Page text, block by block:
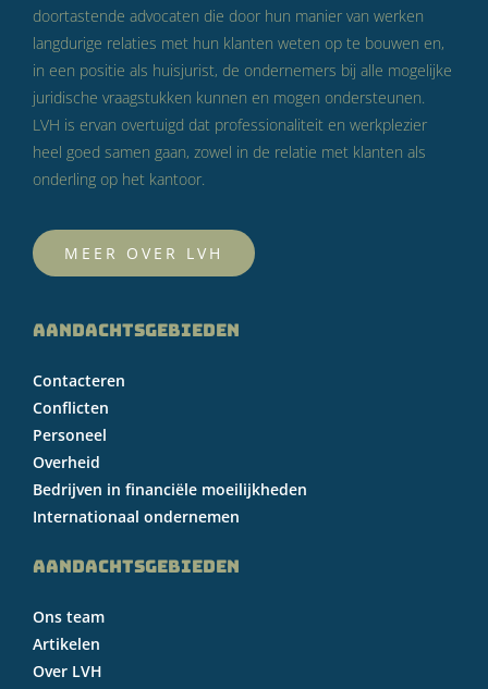
doortastende advocaten die door hun manier van werken
langdurige relaties met hun klanten weten op te bouwen en,
in een positie als huisjurist, de ondernemers bij alle mogelijke
juridische vraagstukken kunnen en mogen ondersteunen.
LVH is ervan overtuigd dat professionaliteit en werkplezier
heel goed samen gaan, zowel in de relatie met klanten als
onderling op het kantoor.
MEER OVER LVH
AANDACHTSGEBIEDEN
Contacteren
Conflicten
Personeel
Overheid
Bedrijven in financiële moeilijkheden
Internationaal ondernemen
AANDACHTSGEBIEDEN
Ons team
Artikelen
Over LVH